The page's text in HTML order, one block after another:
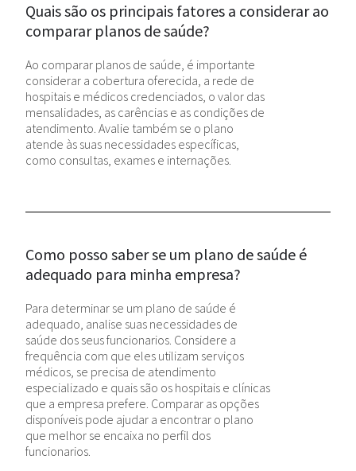
Quais são os principais fatores a considerar ao
comparar planos de saúde?
Ao comparar planos de saúde, é importante
considerar a cobertura oferecida, a rede de
hospitais e médicos credenciados, o valor das
mensalidades, as carências e as condições de
atendimento. Avalie também se o plano
atende às suas necessidades específicas,
como consultas, exames e internações.
Como posso saber se um plano de saúde é
adequado para minha empresa?
Para determinar se um plano de saúde é
adequado, analise suas necessidades de
saúde dos seus funcionarios. Considere a
frequência com que eles utilizam serviços
médicos, se precisa de atendimento
especializado e quais são os hospitais e clínicas
que a empresa prefere. Comparar as opções
disponíveis pode ajudar a encontrar o plano
que melhor se encaixa no perfil dos
funcionarios.